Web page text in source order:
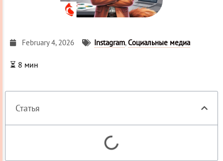
February 4, 2026 Instagram,Социальные медиа
⏳ 8 мин
Статья